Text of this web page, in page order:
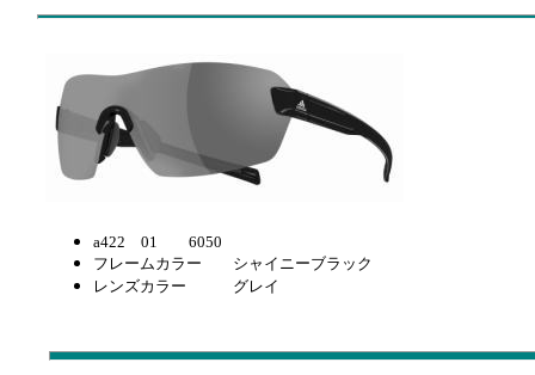
a422 01 6050
フレームカラー シャイニーブラック
レンズカラー グレイ